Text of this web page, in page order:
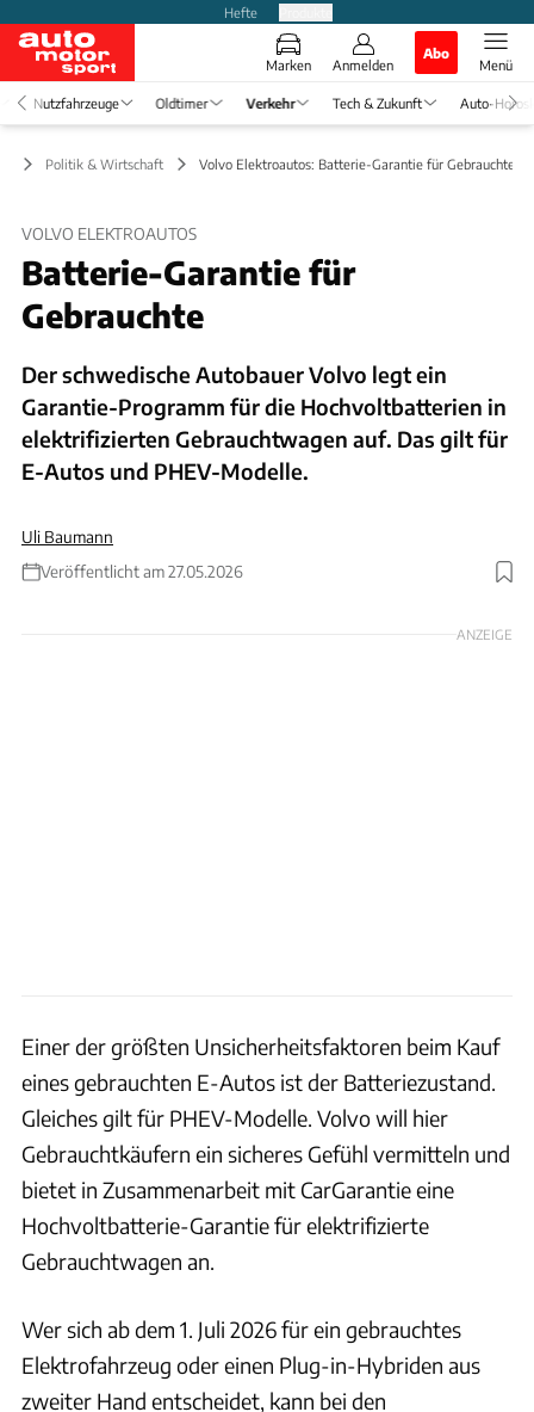
Hefte
Marken Anmelden
Abo
Menü
Nutzfahrzeuge Oldtimer Verkehr Tech & Zukunft Auto-
Politik & Wirtschaft Volvo Elektroautos: Batterie-Garantie für Gebrauchte
VOLVO ELEKTROAUTOS
Batterie-Garantie für
Gebrauchte
Der schwedische Autobauer Volvo legt ein
Garantie-Programm für die Hochvoltbatterien in
elektrifizierten Gebrauchtwagen auf. Das gilt für
E-Autos und PHEV-Modelle.
Uli Baumann
Veröffentlicht am 27.05.2026
Foto: Volvo
ANZEIGE
Einer der größten Unsicherheitsfaktoren beim Kauf
eines gebrauchten E-Autos ist der Batteriezustand.
Gleiches gilt für PHEV-Modelle. Volvo will hier
Gebrauchtkäufern ein sicheres Gefühl vermitteln und
bietet in Zusammenarbeit mit CarGarantie eine
Hochvoltbatterie-Garantie für elektrifizierte
Gebrauchtwagen an.
Wer sich ab dem 1. Juli 2026 für ein gebrauchtes
Elektrofahrzeug oder einen Plug-in-Hybriden aus
zweiter Hand entscheidet, kann bei den